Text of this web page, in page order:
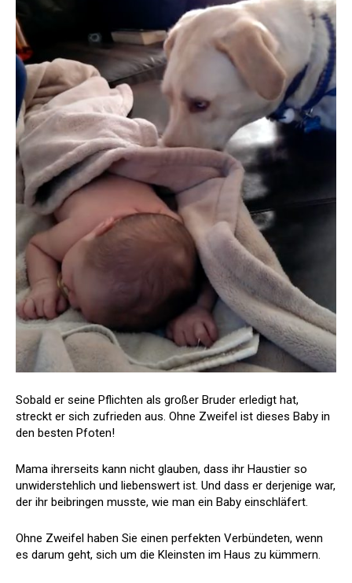
Sobald er seine Pflichten als großer Bruder erledigt hat,
streckt er sich zufrieden aus. Ohne Zweifel ist dieses Baby in
den besten Pfoten!
Mama ihrerseits kann nicht glauben, dass ihr Haustier so
unwiderstehlich und liebenswert ist. Und dass er derjenige war,
der ihr beibringen musste, wie man ein Baby einschläfert.
Ohne Zweifel haben Sie einen perfekten Verbündeten, wenn
es darum geht, sich um die Kleinsten im Haus zu kümmern.